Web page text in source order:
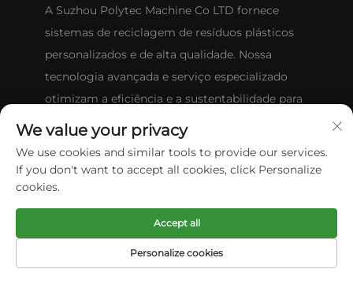
A Suzhou Polytec Machine Co LTD fornece
sistemas de reciclagem de resíduos plásticos
personalizados e de alta qualidade. Nossa
tecnologia avançada e serviço especializado
otimizam a eficiência e a sustentabilidade para
clientes globais.
Cidade de Zhangjiagang (Próximo a Xangai, uma hora
We value your privacy
We use cookies and similar tools to provide our services.
If you don't want to accept all cookies, click Personalize
cookies.
Personalize cookies
Accept all